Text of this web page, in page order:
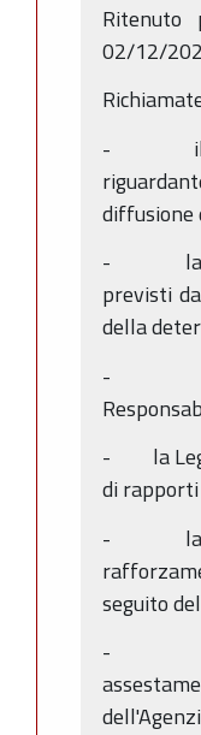
02/12/
- il
diffusione
- la
previsti
della
- la
- la
di rapporti
- la
seguito
- la